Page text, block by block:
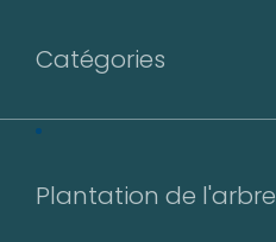
Catégories
Plantation de l'arbre